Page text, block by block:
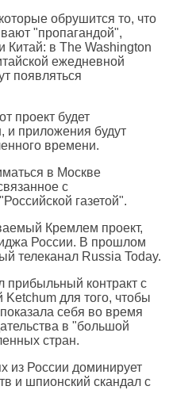
обрушится то, что
"пропагандой",
Китай: в The Washington
ежедневной
появляться
проект будет
и приложения будут
времени.
в Москве
с
газетой".
Кремлем проект,
России. В прошлом
телеканал Russia Today.
прибыльный контракт с
для того, чтобы
себя во время
в "большой
стран.
из России доминирует
и шпионский скандал с